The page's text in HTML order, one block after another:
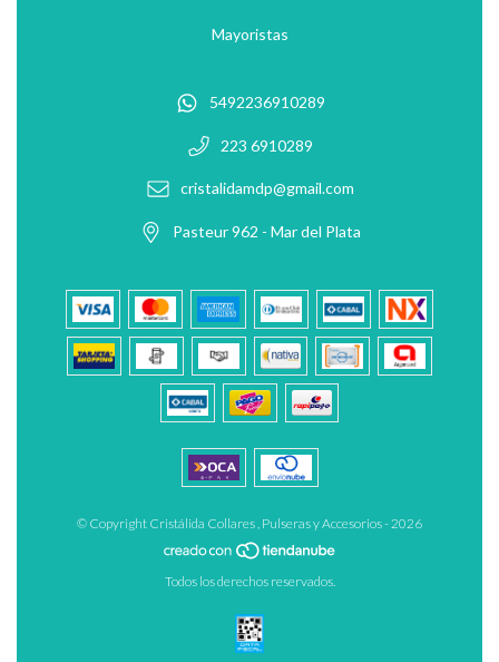
Mayoristas
5492236910289
223 6910289
cristalidamdp@gmail.com
Pasteur 962 - Mar del Plata
© Copyright Cristálida Collares , Pulseras y Accesorios - 2026
Todos los derechos reservados.